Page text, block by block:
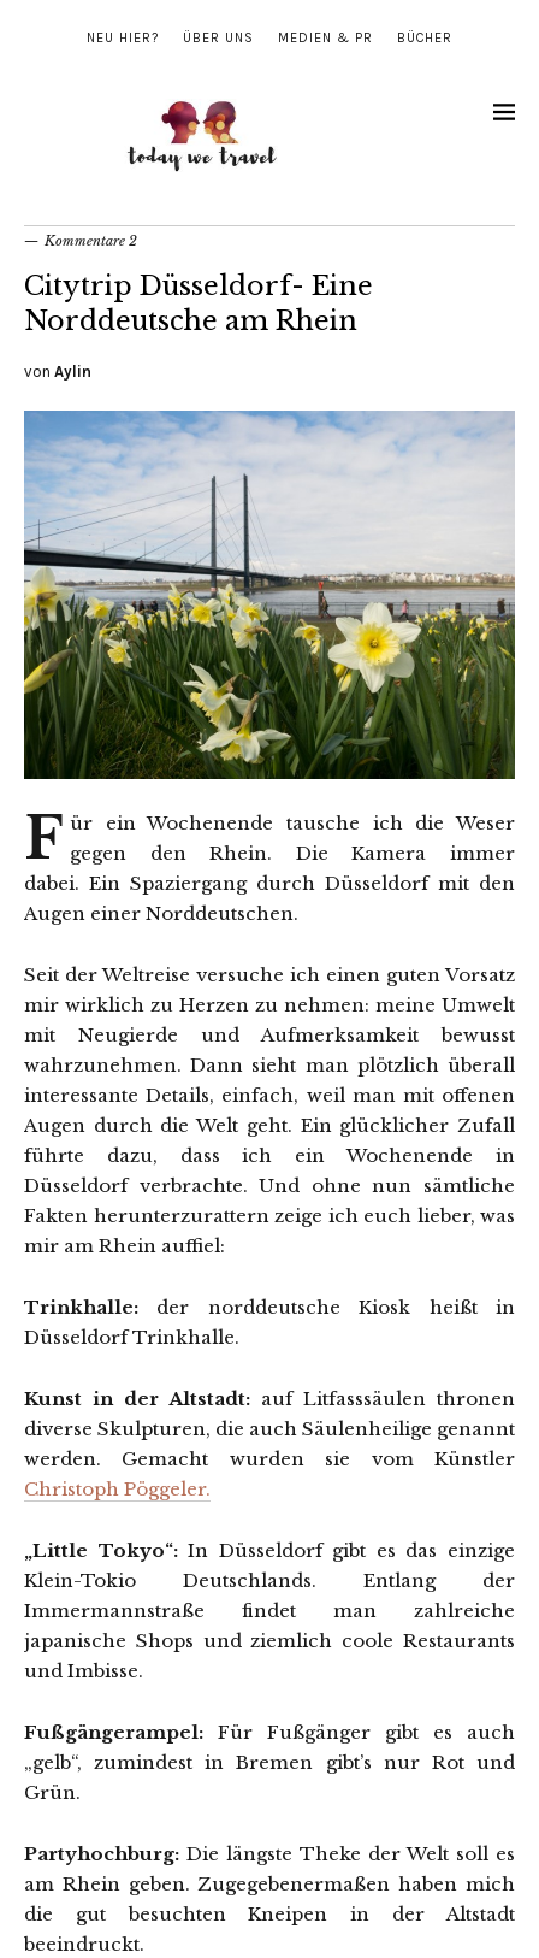
NEU HIER? ÜBER UNS MEDIEN & PR BÜCHER
Kommentare 2
Citytrip Düsseldorf- Eine
Norddeutsche am Rhein
von Aylin
F ür ein Wochenende tausche ich die Weser
gegen den Rhein. Die Kamera immer
dabei. Ein Spaziergang durch Düsseldorf mit den
Augen einer Norddeutschen.
Seit der Weltreise versuche ich einen guten Vorsatz
mir wirklich zu Herzen zu nehmen: meine Umwelt
mit Neugierde und Aufmerksamkeit bewusst
wahrzunehmen. Dann sieht man plötzlich überall
interessante Details, einfach, weil man mit offenen
Augen durch die Welt geht. Ein glücklicher Zufall
führte dazu, dass ich ein Wochenende in
Düsseldorf verbrachte. Und ohne nun sämtliche
Fakten herunterzurattern zeige ich euch lieber, was
mir am Rhein auffiel:
Trinkhalle: der norddeutsche Kiosk heißt in
Düsseldorf Trinkhalle.
Kunst in der Altstadt: auf Litfasssäulen thronen
diverse Skulpturen, die auch Säulenheilige genannt
werden. Gemacht wurden sie vom Künstler
Christoph Pöggeler.
„Little Tokyo“:In Düsseldorf gibt es das einzige
Klein-Tokio Deutschlands. Entlang der
Immermannstraße findet man zahlreiche
japanische Shops und ziemlich coole Restaurants
und Imbisse.
Fußgängerampel: Für Fußgänger gibt es auch
„gelb“, zumindest in Bremen gibt’s nur Rot und
Grün.
Partyhochburg: Die längste Theke der Welt soll es
am Rhein geben. Zugegebenermaßen haben mich
die gut besuchten Kneipen in der Altstadt
beeindruckt.